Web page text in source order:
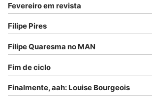
Fevereiro em revista
Filipe Pires
Filipe Quaresma no MAN
Fim de ciclo
Finalmente, aah: Louise Bourgeois